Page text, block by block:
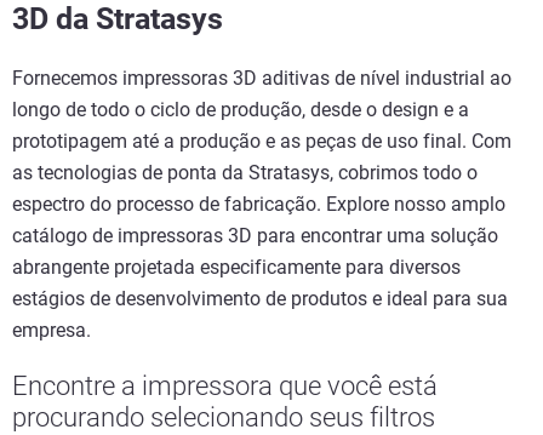
3D da Stratasys
Fornecemos impressoras 3D aditivas de nível industrial ao
longo de todo o ciclo de produção, desde o design e a
prototipagem até a produção e as peças de uso final. Com
as tecnologias de ponta da Stratasys, cobrimos todo o
espectro do processo de fabricação. Explore nosso amplo
catálogo de impressoras 3D para encontrar uma solução
abrangente projetada especificamente para diversos
estágios de desenvolvimento de produtos e ideal para sua
empresa.
Encontre a impressora que você está
procurando selecionando seus filtros